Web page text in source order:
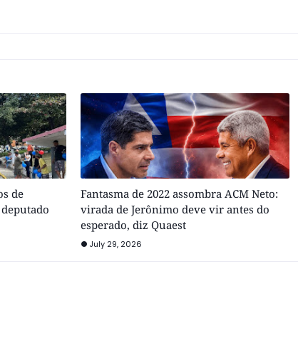
de
Fantasma de 2022 assombra ACM Neto:
virada de Jerônimo deve vir antes do
esperado, diz Quaest
July 29, 2026